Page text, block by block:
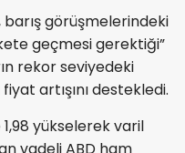
barış görüşmelerindeki
geçmesi gerektiği”
rekor seviyedeki
artışını destekledi.
yükselerek varil